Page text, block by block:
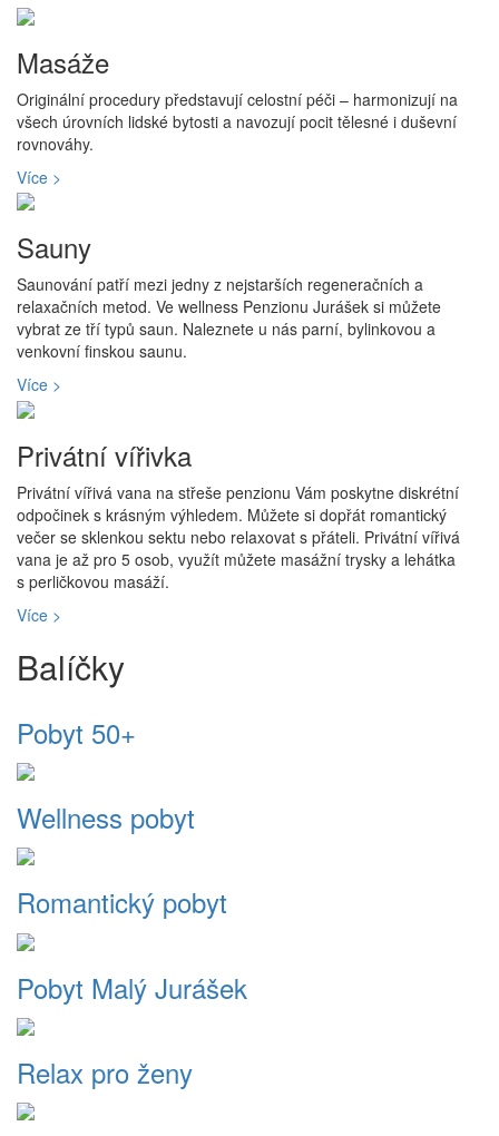
Masáže
Originální procedury představují celostní péči – harmonizují na
všech úrovních lidské bytosti a navozují pocit tělesné i duševní
rovnováhy.
Více >
Sauny
Saunování patří mezi jedny z nejstarších regeneračních a
relaxačních metod. Ve wellness Penzionu Jurášek si můžete
vybrat ze tří typů saun. Naleznete u nás parní, bylinkovou a
venkovní finskou saunu.
Více >
Privátní vířivka
Privátní vířivá vana na střeše penzionu Vám poskytne diskrétní
odpočinek s krásným výhledem. Můžete si dopřát romantický
večer se sklenkou sektu nebo relaxovat s přáteli. Privátní vířivá
vana je až pro 5 osob, využít můžete masážní trysky a lehátka
s perličkovou masáží.
Více >
Balíčky
Pobyt 50+
Wellness pobyt
Romantický pobyt
Pobyt Malý Jurášek
Relax pro ženy